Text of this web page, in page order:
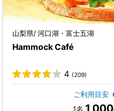
山梨県/ 河口湖・富士五湖
Hammock Café
4 (209)
ご利用目安
1,000